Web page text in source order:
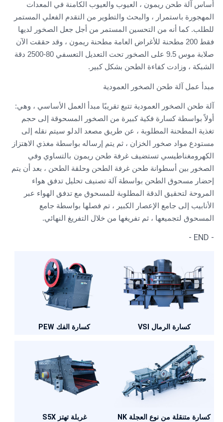
أساس آلة طحن ريمون ، العيوب والعيوب الكامنة في المعدات
المهجورة باستمرار ، والبحث والتطوير من التقدم الفعلي المستمر
للطلب. كما أنه من التحسين المستمر من أجل جعل الصخور لديها
فقط 200 مطحنة للأغراض العامة مطحنة ريمون ، وقد حققت الآن
صلابة موس 9.5 على الصخور تحت التعديل التعسفي 80-2500 دقة
الشبكة ، وزادت كفاءة الطحن بشكل كبير.
مبدأ عمل آلة طحن الصخور العمودية
آلة طحن الصخور العمودية تتبع تقريبًا مبدأ العمل الأساسي ، وهي:
أولاً بواسطة كسارة فكية كبيرة من الصخور المسحوقة إلى حجم
تغذية المطحنة المطلوبة ، عن طريق مصعد الدلو سيتم نقله إلى
مستودع مواد صخور الخزان ، ثم يتم إرساله بواسطة مغذي الاهتزاز
الكهرومغناطيسي تستضيف غرفة طحن ريمون بالتساوي وفي
الصخور بين أسطوانة طحن غرفة الطحن وحلقة الطحن ، بعد أن يتم
إحضار مسحوق الطحن بواسطة آلة تصنيف تحليل تدفق هواء
المروحة لتحقيق الدقة المطلوبة للمسحوق مع تدفق الهواء عبر
الأنابيب إلى جامع الإعصار الكبير ، تم فصلها بواسطة جامع
المسحوق لتجميعها ، ثم تفريغها من خلال التفريغ النهائي.
- END -
كسارة الفك PEW كسارة الرمال VSI
غربلة تهتز S5X كسارة متنقلة من نوع العجلة NK